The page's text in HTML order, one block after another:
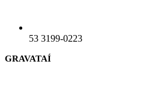
53 3199-0223
GRAVATAÍ